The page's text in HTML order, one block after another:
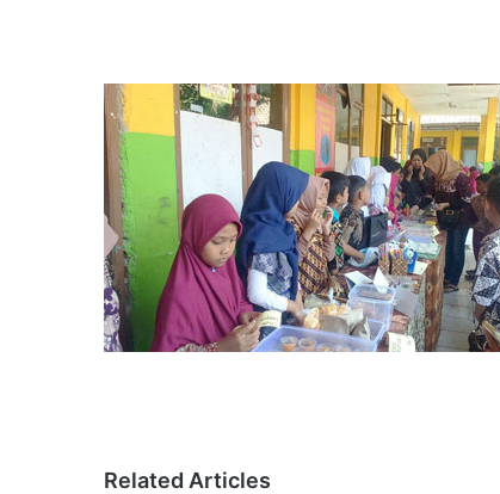
Related Articles